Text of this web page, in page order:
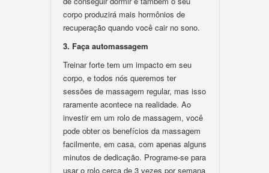
corpo produzirá mais hormônios de
recuperação quando você cair no sono.
3. Faça automassagem
Treinar forte tem um impacto em seu
corpo, e todos nós queremos ter
sessões de massagem regular, mas isso
raramente acontece na realidade. Ao
investir em um rolo de massagem, você
pode obter os benefícios da massagem
facilmente, em casa, com apenas alguns
minutos de dedicação. Programe-se para
usar o rolo cerca de 3 vezes por semana